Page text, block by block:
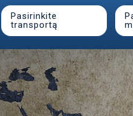
Pasirinkite
transportą